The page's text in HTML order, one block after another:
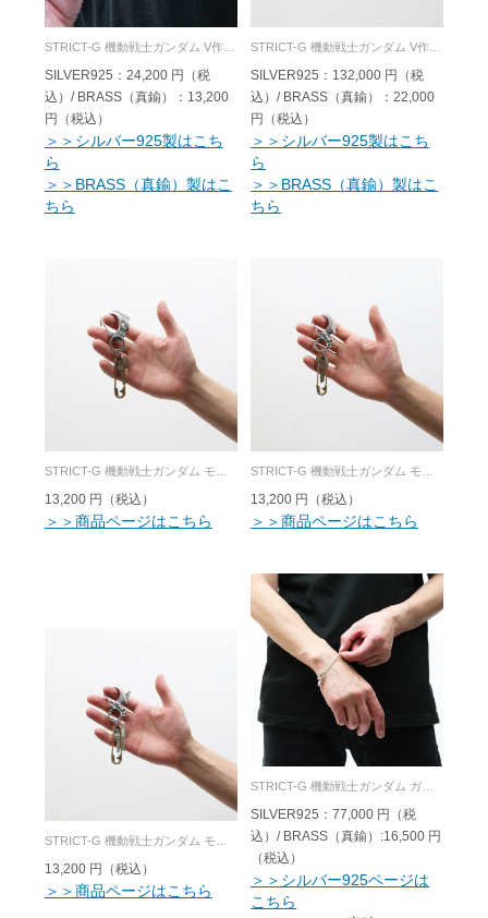
STRICT-G 機動戦士ガンダム V作戦 ネックレス SILVER925/BRASS
SILVER925：24,200 円（税
込）/ BRASS（真鍮）：13,200
円（税込）
＞＞シルバー925製はこち
ら
＞＞BRASS（真鍮）製はこ
ちら
SILVER925：132,000 円（税
込）/ BRASS（真鍮）：22,000
円（税込）
＞＞シルバー925製はこち
ら
＞＞BRASS（真鍮）製はこ
ちら
13,200 円（税込）
＞＞商品ページはこちら
13,200 円（税込）
＞＞商品ページはこちら
13,200 円（税込）
＞＞商品ページはこちら
SILVER925：77,000 円（税
込）/ BRASS（真鍮）:16,500 円
（税込）
＞＞シルバー925ページは
こちら